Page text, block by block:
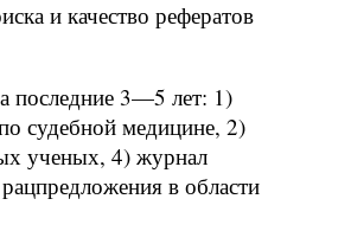
и качество рефератов
последние 3—5 лет: 1)
судебной медицине, 2)
ученых, 4) журнал
в области